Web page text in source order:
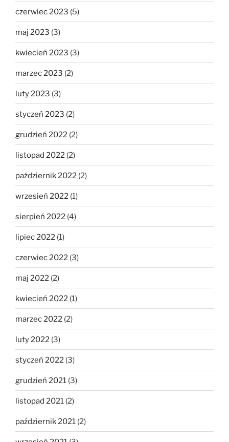
czerwiec 2023 (5)
maj 2023 (3)
kwiecień 2023 (3)
marzec 2023 (2)
luty 2023 (3)
styczeń 2023 (2)
grudzień 2022 (2)
listopad 2022 (2)
październik 2022 (2)
wrzesień 2022 (1)
sierpień 2022 (4)
lipiec 2022 (1)
czerwiec 2022 (3)
maj 2022 (2)
kwiecień 2022 (1)
marzec 2022 (2)
luty 2022 (3)
styczeń 2022 (3)
grudzień 2021 (3)
listopad 2021 (2)
październik 2021 (2)